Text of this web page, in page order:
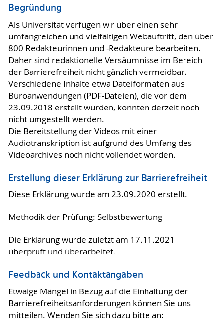
Begründung
Als Universität verfügen wir über einen sehr
umfangreichen und vielfältigen Webauftritt, den über
800 Redakteurinnen und -Redakteure bearbeiten.
Daher sind redaktionelle Versäumnisse im Bereich
der Barrierefreiheit nicht gänzlich vermeidbar.
Verschiedene Inhalte etwa Dateiformaten aus
Büroanwendungen (PDF-Dateien), die vor dem
23.09.2018 erstellt wurden, konnten derzeit noch
nicht umgestellt werden.
Die Bereitstellung der Videos mit einer
Audiotranskription ist aufgrund des Umfang des
Videoarchives noch nicht vollendet worden.
Erstellung dieser Erklärung zur Barrierefreiheit
Diese Erklärung wurde am 23.09.2020 erstellt.
Methodik der Prüfung: Selbstbewertung
Die Erklärung wurde zuletzt am 17.11.2021
überprüft und überarbeitet.
Feedback und Kontaktangaben
Etwaige Mängel in Bezug auf die Einhaltung der
Barrierefreiheitsanforderungen können Sie uns
mitteilen. Wenden Sie sich dazu bitte an: